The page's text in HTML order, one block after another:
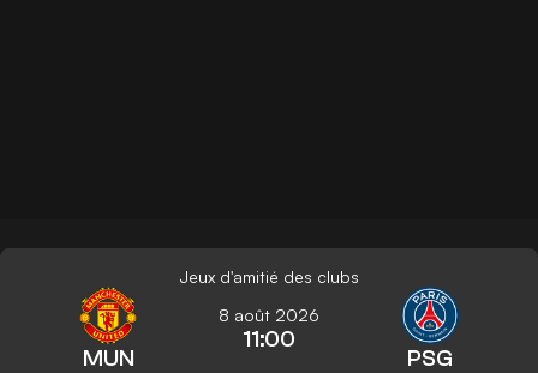
Jeux d'amitié des clubs
MUN
8 août 2026
11:00
PSG